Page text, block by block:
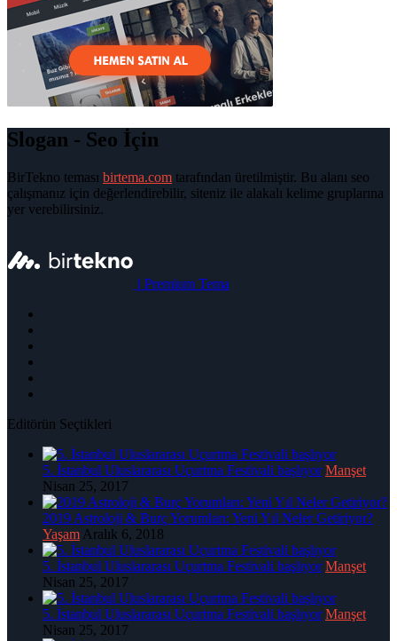
Slogan - Seo İçin
BirTekno teması birtema.com tarafından üretilmiştir. Bu alanı seo
çalışmanız için değerlendirebilir, siteniz ile alakalı kelime gruplarına
yer verebilirsiniz.
| Premium Tema
Editörün Seçtikleri
5. İstanbul Uluslararası Uçurtma Festivali başlıyor Manşet
Nisan 25, 2017
2019 Astroloji & Burç Yorumları: Yeni Yıl Neler Getiriyor?
Yaşam Aralık 6, 2018
5. İstanbul Uluslararası Uçurtma Festivali başlıyor Manşet
Nisan 25, 2017
5. İstanbul Uluslararası Uçurtma Festivali başlıyor Manşet
Nisan 25, 2017